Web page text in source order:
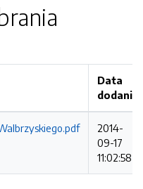
Data
dodania
2014-
09-17
11:02:58